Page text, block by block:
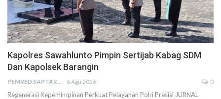
Kapolres Sawahlunto Pimpin Sertijab Kabag SDM
Dan Kapolsek Barangin
PEMRED SAPTARIUS 6 Agu 2026 0
Regenerasi Kepemimpinan Perkuat Pelayanan Polri Presisi JURNAL